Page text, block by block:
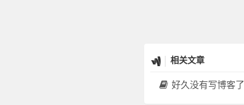
相关文章
好久没有写博客了